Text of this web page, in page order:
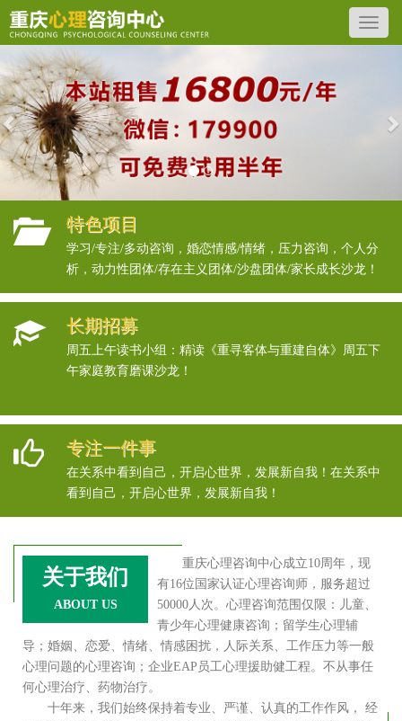
Previous
特色项目
学习/专注/多动咨询，婚恋情感/情绪，压力咨询，个人分
析，动力性团体/存在主义团体/沙盘团体/家长成长沙龙！
长期招募
周五上午读书小组：精读《重寻客体与重建自体》周五下
午家庭教育磨课沙龙！
专注一件事
在关系中看到自己，开启心世界，发展新自我！在关系中
看到自己，开启心世界，发展新自我！
关于我们
ABOUT US
重庆心理咨询中心成立10周年，现
有16位国家认证心理咨询师，服务超过
50000人次。心理咨询范围仅限：儿童、
青少年心理健康咨询；留学生心理辅
导；婚姻、恋爱、情绪、情感困扰，人际关系、工作压力等一般
心理问题的心理咨询；企业EAP员工心理援助健工程。不从事任
何心理治疗、药物治疗。
十年来，我们始终保持着专业、严谨、认真的工作作风， 经